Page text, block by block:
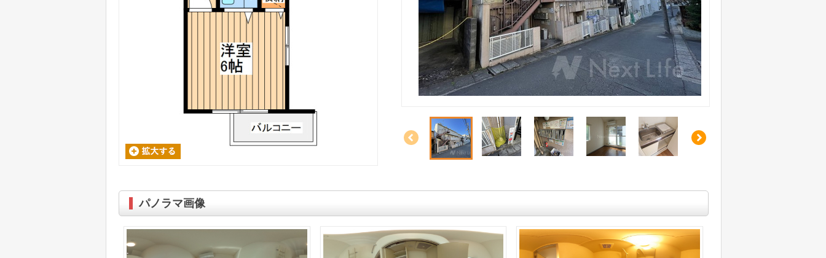
パノラマ画像